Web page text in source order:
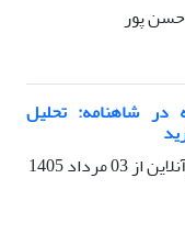
حسن پور
در شاهنامه: تحلیل
از03 مرداد 1405